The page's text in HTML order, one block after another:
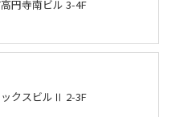
円寺南ビル 3-4F
クスビルⅡ 2-3F